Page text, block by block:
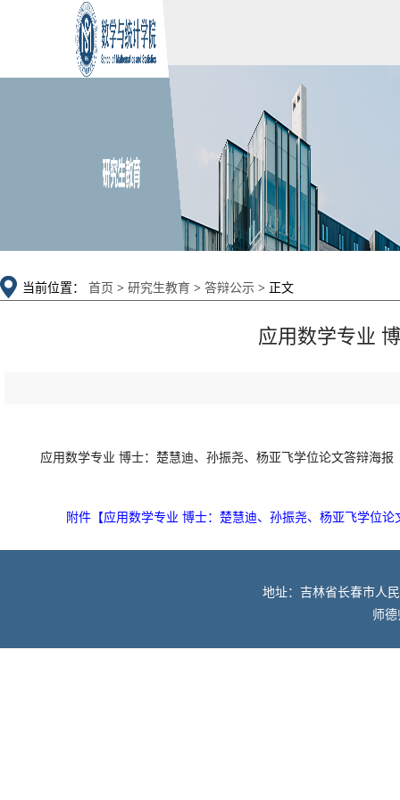
当前位置： 首页 > 研究生教育 > 答辩公示 > 正文
应用数学专业
应用数学专业 博士：楚慧迪、孙振尧、杨亚飞学位论文答辩海报
附件【应用数学专业 博士：楚慧迪、孙振尧、杨亚飞学位论
地址：吉林省长春市人
师德